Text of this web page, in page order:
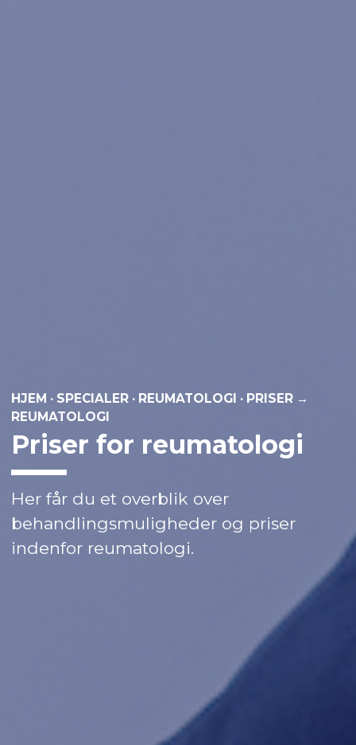
HJEM · SPECIALER · REUMATOLOGI · PRISER →
REUMATOLOGI
Priser for reumatologi
Her får du et overblik over
behandlingsmuligheder og priser
indenfor reumatologi.